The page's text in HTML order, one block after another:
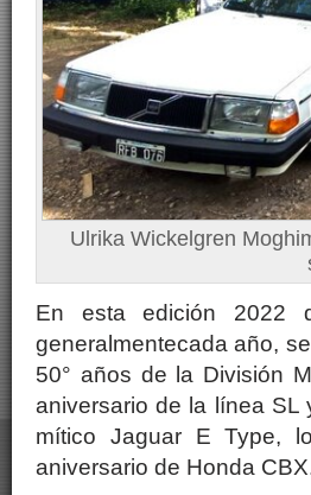
Ulrika Wickelgren
En esta edición 2022
generalmentecada año,
50° años de la División
aniversario de la línea SL
mítico Jaguar E Type,
aniversario de Honda